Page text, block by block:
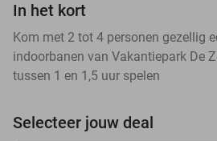
In het kort
Kom met 2 tot 4 personen gezellig
indoorbanen van Vakantiepark De
tussen 1 en 1,5 uur spelen
Selecteer jouw deal